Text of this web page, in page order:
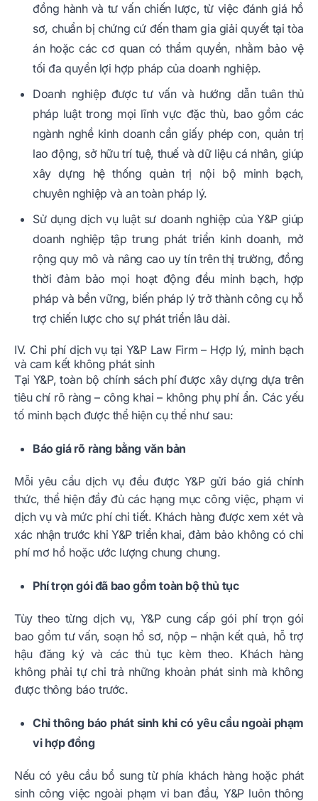
đồng hành và tư vấn chiến lược, từ việc đánh giá hồ
sơ, chuẩn bị chứng cứ đến tham gia giải quyết tại tòa
án hoặc các cơ quan có thẩm quyền, nhằm bảo vệ
tối đa quyền lợi hợp pháp của doanh nghiệp.
Doanh nghiệp được tư vấn và hướng dẫn tuân thủ
pháp luật trong mọi lĩnh vực đặc thù, bao gồm các
ngành nghề kinh doanh cần giấy phép con, quản trị
lao động, sở hữu trí tuệ, thuế và dữ liệu cá nhân, giúp
xây dựng hệ thống quản trị nội bộ minh bạch,
chuyên nghiệp và an toàn pháp lý.
Sử dụng dịch vụ luật sư doanh nghiệp của Y&P giúp
doanh nghiệp tập trung phát triển kinh doanh, mở
rộng quy mô và nâng cao uy tín trên thị trường, đồng
thời đảm bảo mọi hoạt động đều minh bạch, hợp
pháp và bền vững, biến pháp lý trở thành công cụ hỗ
trợ chiến lược cho sự phát triển lâu dài.
IV. Chi phí dịch vụ tại Y&P Law Firm – Hợp lý, minh bạch
và cam kết không phát sinh
Tại Y&P, toàn bộ chính sách phí được xây dựng dựa trên
tiêu chí rõ ràng – công khai – không phụ phí ẩn. Các yếu
tố minh bạch được thể hiện cụ thể như sau:
Báo giá rõ ràng bằng văn bản
Mỗi yêu cầu dịch vụ đều được Y&P gửi báo giá chính
thức, thể hiện đầy đủ các hạng mục công việc, phạm vi
dịch vụ và mức phí chi tiết. Khách hàng được xem xét và
xác nhận trước khi Y&P triển khai, đảm bảo không có chi
phí mơ hồ hoặc ước lượng chung chung.
Phí trọn gói đã bao gồm toàn bộ thủ tục
Tùy theo từng dịch vụ, Y&P cung cấp gói phí trọn gói
bao gồm tư vấn, soạn hồ sơ, nộp – nhận kết quả, hỗ trợ
hậu đăng ký và các thủ tục kèm theo. Khách hàng
không phải tự chi trả những khoản phát sinh mà không
được thông báo trước.
Chỉ thông báo phát sinh khi có yêu cầu ngoài phạm
vi hợp đồng
Nếu có yêu cầu bổ sung từ phía khách hàng hoặc phát
sinh công việc ngoài phạm vi ban đầu, Y&P luôn thông